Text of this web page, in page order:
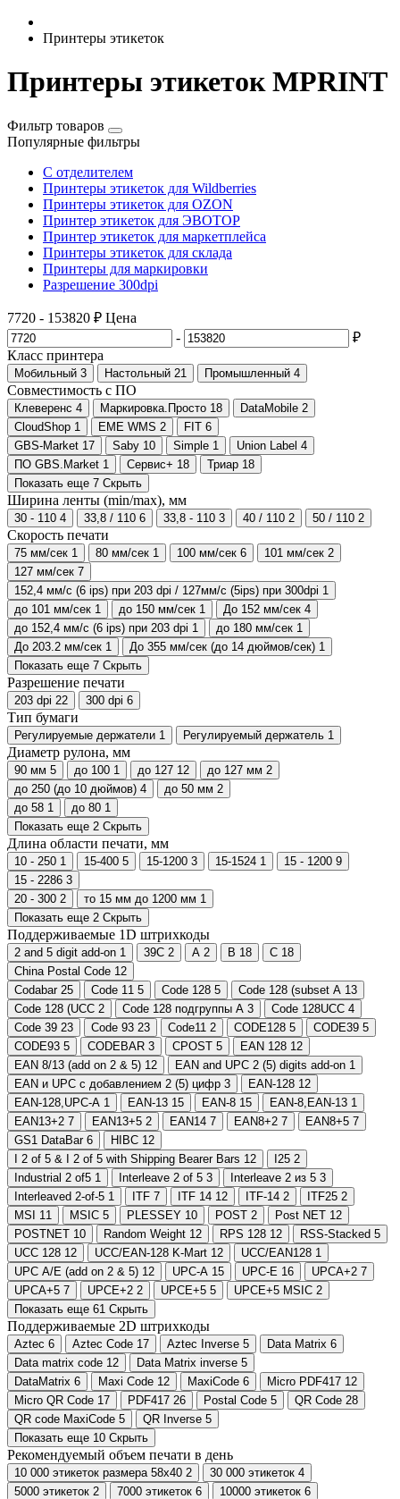
Принтеры этикеток
Принтеры этикеток MPRINT
Фильтр товаров
Популярные фильтры
С отделителем
Принтеры этикеток для Wildberries
Принтеры этикеток для OZON
Принтер этикеток для ЭВОТОР
Принтер этикеток для маркетплейса
Принтеры этикеток для склада
Принтеры для маркировки
Разрешение 300dpi
7720 - 153820 ₽ Цена
-
₽
Класс принтера
Мобильный 3 Настольный 21 Промышленный 4
Совместимость с ПО
Клеверенс 4 Маркировка.Просто 18 DataMobile 2
CloudShop 1 EME WMS 2 FIT 6
GBS-Market 17 Saby 10 Simple 1 Union Label 4
ПО GBS.Market 1 Сервис+ 18 Триар 18
Показать еще 7 Скрыть
Ширина ленты (min/max), мм
30 - 110 4 33,8 / 110 6 33,8 - 110 3 40 / 110 2 50 / 110 2
Скорость печати
75 мм/сек 1 80 мм/сек 1 100 мм/сек 6 101 мм/сек 2
127 мм/сек 7
152,4 мм/с (6 ips) при 203 dpi / 127мм/с (5ips) при 300dpi 1
до 101 мм/сек 1 до 150 мм/сек 1 До 152 мм/сек 4
до 152,4 мм/с (6 ips) при 203 dpi 1 до 180 мм/сек 1
До 203.2 мм/сек 1 До 355 мм/сек (до 14 дюймов/сек) 1
Показать еще 7 Скрыть
Разрешение печати
203 dpi 22 300 dpi 6
Тип бумаги
Регулируемые держатели 1 Регулируемый держатель 1
Диаметр рулона, мм
90 мм 5 до 100 1 до 127 12 до 127 мм 2
до 250 (до 10 дюймов) 4 до 50 мм 2
до 58 1 до 80 1
Показать еще 2 Скрыть
Длина области печати, мм
10 - 250 1 15-400 5 15-1200 3 15-1524 1 15 - 1200 9
15 - 2286 3
20 - 300 2 то 15 мм до 1200 мм 1
Показать еще 2 Скрыть
Поддерживаемые 1D штрихкоды
2 and 5 digit add-on 1 39C 2 A 2 B 18 C 18
China Postal Code 12
Codabar 25 Code 11 5 Code 128 5 Code 128 (subset A 13
Code 128 (UCC 2 Code 128 подгруппы A 3 Code 128UCC 4
Code 39 23 Code 93 23 Code11 2 CODE128 5 CODE39 5
CODE93 5 CODEBAR 3 CPOST 5 EAN 128 12
EAN 8/13 (add on 2 & 5) 12 EAN and UPC 2 (5) digits add-on 1
EAN и UPC с добавлением 2 (5) цифр 3 EAN-128 12
EAN-128,UPC-A 1 EAN-13 15 EAN-8 15 EAN-8,EAN-13 1
EAN13+2 7 EAN13+5 2 EAN14 7 EAN8+2 7 EAN8+5 7
GS1 DataBar 6 HIBC 12
I 2 of 5 & I 2 of 5 with Shipping Bearer Bars 12 I25 2
Industrial 2 of5 1 Interleave 2 of 5 3 Interleave 2 из 5 3
Interleaved 2-of-5 1 ITF 7 ITF 14 12 ITF-14 2 ITF25 2
MSI
11 MSIC 5 PLESSEY 10 POST 2 Post NET 12
POSTNET 10 Random Weight 12 RPS 128 12 RSS-Stacked 5
UCC 128 12 UCC/EAN-128 K-Mart 12 UCC/EAN128 1
UPC A/E (add on 2 & 5) 12 UPC-A 15 UPC-E 16 UPCA+2 7
UPCA+5 7 UPCE+2 2 UPCE+5 5 UPCE+5 MSIC 2
Показать еще 61 Скрыть
Поддерживаемые 2D штрихкоды
Aztec 6 Aztec Code 17 Aztec Inverse 5 Data Matrix 6
Data matrix code 12 Data Matrix inverse 5
DataMatrix 6 Maxi Code 12 MaxiCode 6 Micro PDF417 12
Micro QR Code 17 PDF417 26 Postal Code 5 QR Code 28
QR code MaxiCode 5 QR Inverse 5
Показать еще 10 Скрыть
Рекомендуемый объем печати в день
10 000 этикеток размера 58х40 2 30 000 этикеток 4
5000 этикеток 2 7000 этикеток 6 10000 этикеток 6